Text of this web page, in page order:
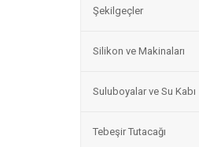
Şekilgeçler
Silikon ve Makinaları
Suluboyalar ve Su Kabı
Tebeşir Tutacağı